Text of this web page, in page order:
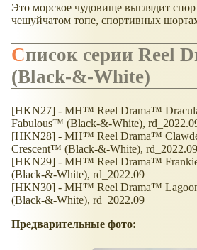
Это морское чудовище выглядит
чешуйчатом топе, спортивных
Список серии Reel Drama™
(Black-&-White)
[HKN27] - MH™ Reel Drama™
Fabulous™ (Black-&-White),
[HKN28] - MH™ Reel Drama™
Crescent™ (Black-&-White), rd_2022.09
[HKN29] - MH™ Reel Drama™
(Black-&-White), rd_2022.09
[HKN30] - MH™ Reel Drama™
(Black-&-White), rd_2022.09
Предварительные фото: